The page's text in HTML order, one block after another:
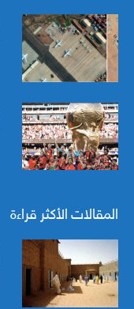
المقالات الأكثر قراءة